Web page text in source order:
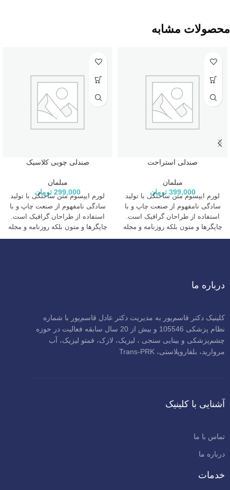
محصولات مشابه
صندلی استراحت
مبلمان
399,000 تومان
لورم ایپسوم متن ساختگی با تولید
سادگی نامفهوم از صنعت چاپ و با
استفاده از طراحان گرافیک است.
چاپگرها و متون بلکه روزنامه و مجله
در ستون و سطرآنچنان که لازم
صندلی چوبی کلاسیک
مبلمان
299,000 تومان
لورم ایپسوم متن ساختگی با تولید
سادگی نامفهوم از صنعت چاپ و با
استفاده از طراحان گرافیک است.
چاپگرها و متون بلکه روزنامه و مجله
در ستون و سطرآنچنان که لازم
درباره ما
کلینیک دکتر قاسم‌پور به مدیریت دکتر عادل قاسم‌پور با شماره
نظام پزشکی 105546 و بیش از 20 سال سابقه فعالیت در حوزه
چشم‌پزشکی و بینایی سنجی ، لیزیک، لازک، فمتو لیزیک، آب
مروارید، بلفاروپلاستی، Trans-PRK
آشنایی با کلینیک
تماس با ما
درباره ما
خدمات